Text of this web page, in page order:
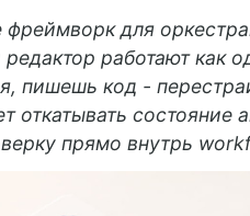
для
работают как
пишешь код -
откатывать состояние
прямо внутрь